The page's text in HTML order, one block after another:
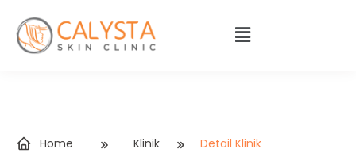
Home Klinik Detail Klinik